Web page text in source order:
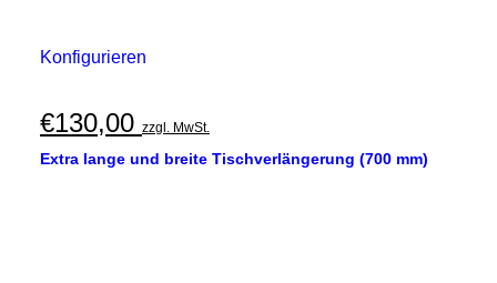
Konfigurieren
€130,00 zzgl. MwSt.
Extra lange und breite Tischverlängerung (700 mm)